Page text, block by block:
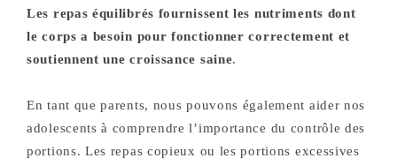
Les repas équilibrés fournissent les nutriments dont
le corps a besoin pour fonctionner correctement et
soutiennent une croissance saine.
En tant que parents, nous pouvons également aider nos
adolescents à comprendre l’importance du contrôle des
portions. Les repas copieux ou les portions excessives